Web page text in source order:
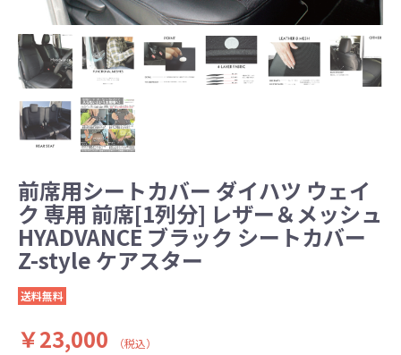
前席用シートカバー ダイハツ ウェイ
ク 専用 前席[1列分] レザー＆メッシュ
HYADVANCE ブラック シートカバー
Z-style ケアスター
送料無料
￥23,000 （税込）